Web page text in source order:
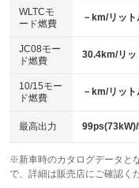
センターデフロック
：装備なし
電動格納ミラー
：装備あり
エアロ
：装備なし
：装備なし
パワーシート
ベンチシート
：装備なし
チップアップシート
：装備なし
：装備なし
ウォークスルー
：装備なし
WLTCモ
ード燃費
－km/リット
JC08モー
ド燃費
30.4km/リッ
10/15モー
ド燃費
－km/リット
最高出力
※新車時のカタログデータと
で、詳細は販売店にご確認く